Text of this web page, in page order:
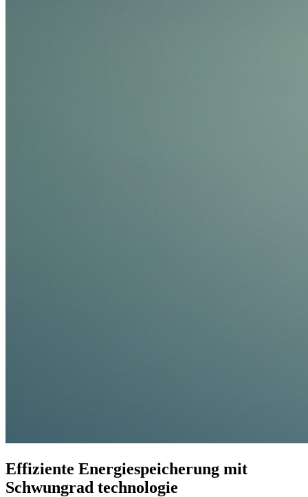
Effiziente Energiespeicherung mit
Schwung­rad­ technologie